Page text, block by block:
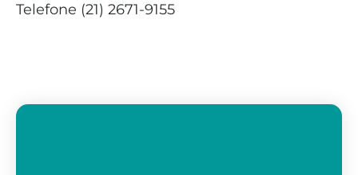
Telefone (21) 2671-9155